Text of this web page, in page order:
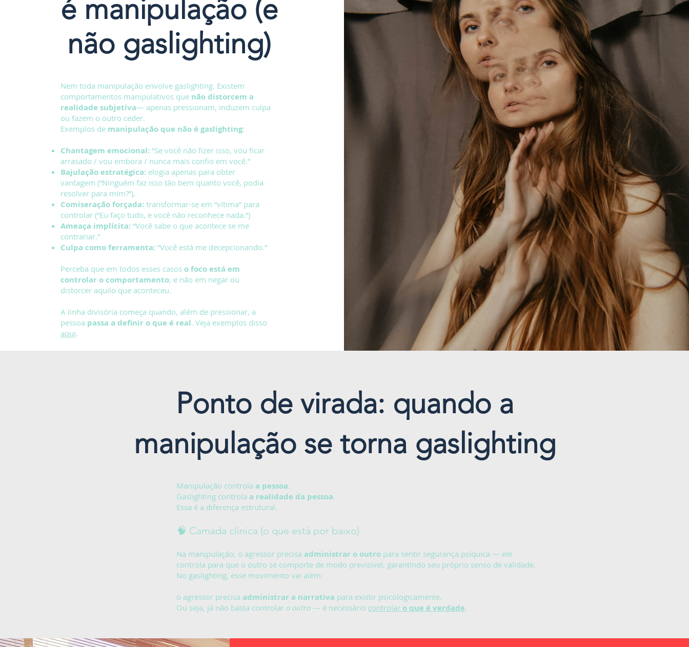
é manipulação (e
não gaslighting)
Nem toda manipulação envolve gaslighting. Existem
comportamentos manipulativos que não distorcem a
realidade subjetiva— apenas pressionam, induzem culpa
ou fazem o outro ceder.
Exemplos de manipulação que não é gaslighting:
Chantagem emocional:“Se você não fizer isso, vou ficar
arrasado / vou embora / nunca mais confio em você.”
Bajulação estratégica:elogia apenas para obter
vantagem (“Ninguém faz isso tão bem quanto você, podia
resolver para mim?”).
Comiseração forçada:transformar-se em “vítima” para
controlar (“Eu faço tudo, e você não reconhece nada.”)
Ameaça implícita:“Você sabe o que acontece se me
contrariar.”
Culpa como ferramenta:“Você está me decepcionando.”
Perceba que em todos esses casos o foco está em
controlar o comportamento, e não em negar ou
distorcer aquilo que aconteceu.
A linha divisória começa quando, além de pressionar, a
pessoa passa a definir o que é real. Veja exemplos disso
aqui.
Ponto de virada: quando a
manipulação se torna gaslighting
Manipulação controla a pessoa.
Gaslighting controla a realidade da pessoa.
Essa é a diferença estrutural.
🧠 Camada clínica (o que está por baixo)
Na manipulação, o agressor precisa administrar o outro para sentir segurança psíquica — ele
controla para que o outro se comporte de modo previsível, garantindo seu próprio senso de validade.
No gaslighting, esse movimento vai além:
o agressor precisa administrar a narrativa para existir psicologicamente.
Ou seja, já não basta controlar o outro — é necessário controlar o que é verdade.